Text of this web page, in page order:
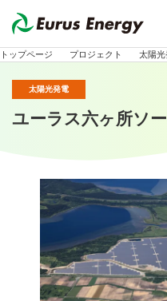
Globalお問い合わせメニュ
トップページ プロジェクト 太陽光
太陽光発電
ユーラス六ヶ所ソ